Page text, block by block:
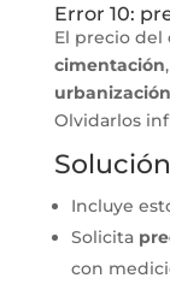
Error 10:
El precio del
cimentación,
urbanización
Olvidarlos
Solución
Incluye
Solicita
con